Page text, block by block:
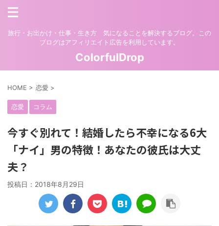
旅行・お出かけ・仕事・生き方 気になることを解決するブログ。この
ブログはアフィリエイト広告を利用しています。
ColorfulDrop
HOME > 恋愛 >
恋愛 コラム
今すぐ別れて！結婚したら不幸になる6大
「ナイ」男の特徴！あなたの彼氏は大丈
夫？
投稿日： 2018年8月29日